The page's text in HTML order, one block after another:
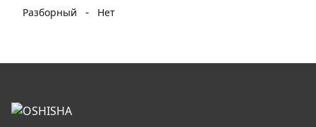
Разборный
- Нет